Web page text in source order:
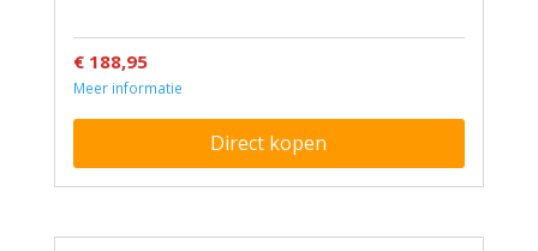
€ 188,95
Meer informatie
Direct kopen